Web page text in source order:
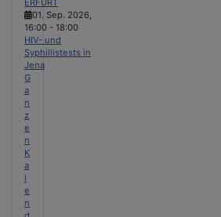
01. Sep. 2026
16:00 - 18:00
HIV- und
Syphillistests in
Jena
G
a
n
z
e
n
K
a
l
e
n